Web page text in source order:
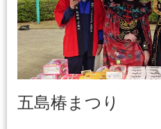
五島椿まつり